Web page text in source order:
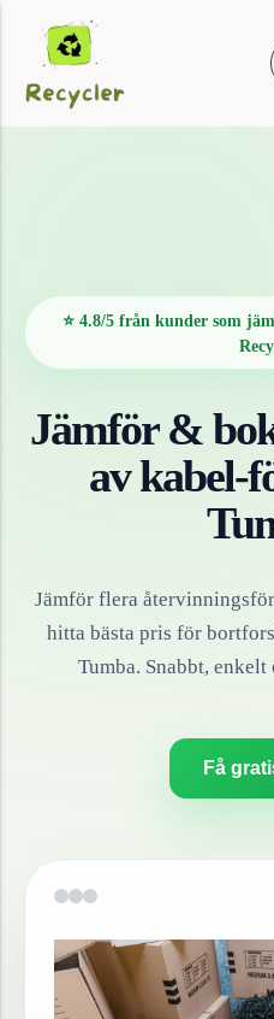
⭐ 4.8/5 från kunder som
Jämför &
avkabel-
Jämför flera
hitta bästa pris för
Tumba. Snabbt,
Få